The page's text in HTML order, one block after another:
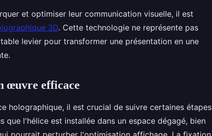
et optimiser leur communication visuelle, il est
3D. Cette technologie ne représente pas
levier pour transformer une présentation en une
œuvre efficace
holographique, il est crucial de suivre certaines étapes
que l'hélice est installée dans un espace dégagé, bien